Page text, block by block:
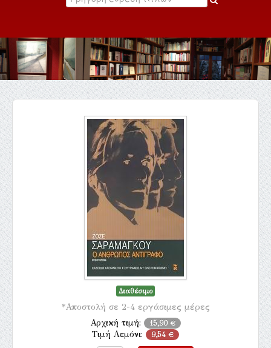
Κατάλογος
Εκδηλώσεις
Επικοινωνία
Διαθέσιμο
*Αποστολή σε 2-4 εργάσιμες μέρες
Αρχική τιμή: 15,90 €
Τιμή Λεμόνι: 9,54 €